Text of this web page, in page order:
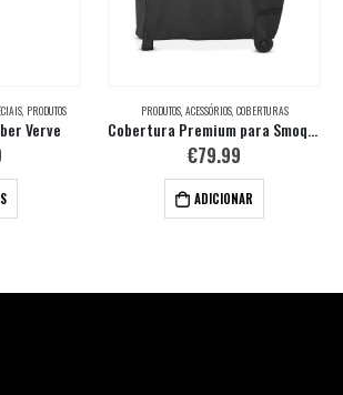
PRODUTOS
Verve
PRODUTOS, ACESSÓRIOS, COBERTURAS
Cobertura Premium para Smoque Pellet XL
€79.99
ADICIONAR